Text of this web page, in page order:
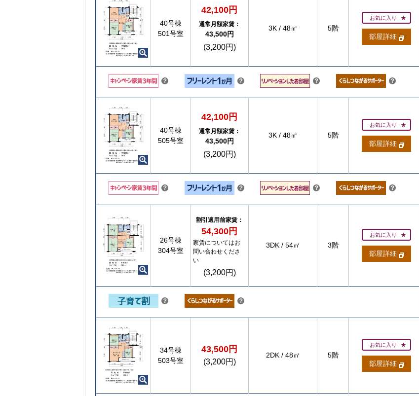
40号棟
501号室
42,100円
通常月額家賃：
43,500円
(3,200円)
3K / 48㎡ 5階
お気に入り
部屋詳細
？
ン
こちら
？
ン
こちら
？
こちら
？
こちら
40号棟
505号室
42,100円
通常月額家賃：
43,500円
(3,200円)
3K / 48㎡ 5階
お気に入り
部屋詳細
？
ン
こちら
？
ン
ト
こちら
？
こちら
？
こちら
26号棟
304号室
割引適用前家賃：
54,300円
家賃についてはお
問い合わせくださ
い
(3,200円)
3DK / 54㎡ 3階
お気に入り
部屋詳細
？
ン
【ご入居要件あり】子育て世帯や新婚世帯
の方限定
こちら
？
こちら
34号棟
503号室
43,500円
(3,200円)
2DK / 48㎡ 5階
お気に入り
部屋詳細
こちら こちら こちら